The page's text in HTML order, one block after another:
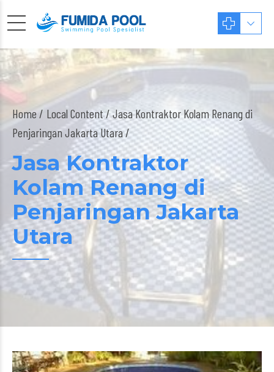
Home Local Content/ Jasa Kontraktor Kolam Renang di
Penjaringan Jakarta Utara /
Jasa Kontraktor
Kolam Renang di
Penjaringan Jakarta
Utara